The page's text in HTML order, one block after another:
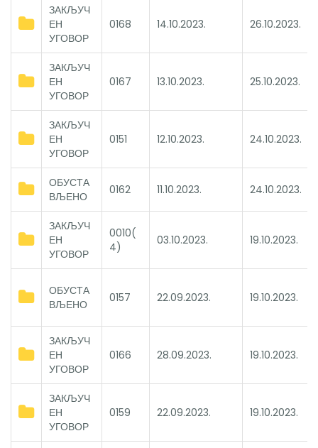
ЗАКЉУЧ
ЕН
УГОВОР
0168 14.10.2023. 26.10.2023.
ЗАКЉУЧ
ЕН
УГОВОР
0167 13.10.2023. 25.10.2023.
ЗАКЉУЧ
ЕН
УГОВОР
0151 12.10.2023. 24.10.2023.
ОБУСТА
ВЉЕНО
0162 11.10.2023. 24.10.2023.
ЗАКЉУЧ
ЕН
УГОВОР
0010(
4)
03.10.2023. 19.10.2023.
ОБУСТА
ВЉЕНО
0157 22.09.2023. 19.10.2023.
ЗАКЉУЧ
ЕН
УГОВОР
0166 28.09.2023. 19.10.2023.
ЗАКЉУЧ
ЕН
УГОВОР
0159 22.09.2023. 19.10.2023.